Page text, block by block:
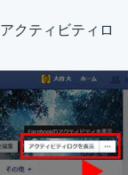
クティビティロ